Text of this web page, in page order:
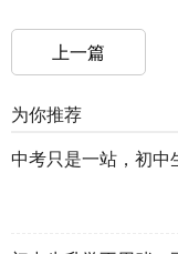
上一篇
为你推荐
中考只是一站，初